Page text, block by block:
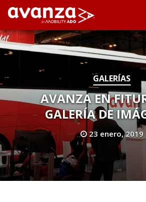
GALERÍAS
AVANZA EN
GALERÍA DE
23 enero, 2019